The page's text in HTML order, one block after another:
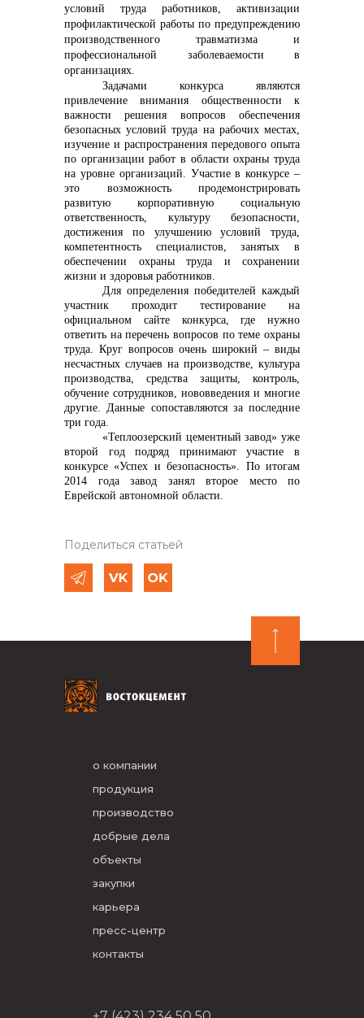
условий труда работников, активизации
профилактической работы по предупреждению
производственного травматизма и
профессиональной заболеваемости в
организациях.
Задачами конкурса являются
привлечение внимания общественности к
важности решения вопросов обеспечения
безопасных условий труда на рабочих местах,
изучение и распространения передового опыта
по организации работ в области охраны труда
на уровне организаций. Участие в конкурсе –
это возможность продемонстрировать
развитую корпоративную социальную
ответственность, культуру безопасности,
достижения по улучшению условий труда,
компетентность специалистов, занятых в
обеспечении охраны труда и сохранении
жизни и здоровья работников.
Для определения победителей каждый
участник проходит тестирование на
официальном сайте конкурса, где нужно
ответить на перечень вопросов по теме охраны
труда. Круг вопросов очень широкий – виды
несчастных случаев на производстве, культура
производства, средства защиты, контроль,
обучение сотрудников, нововведения и многие
другие. Данные сопоставляются за последние
три года.
«Теплоозерский цементный завод» уже
второй год подряд принимают участие в
конкурсе «Успех и безопасность». По итогам
2014 года завод занял второе место по
Еврейской автономной области.
Поделиться статьей
о компании
продукция
производство
добрые дела
объекты
закупки
карьера
пресс-центр
контакты